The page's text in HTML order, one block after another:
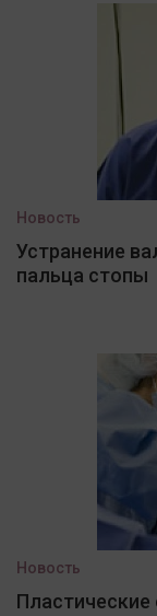
Новость
Устранение
пальца стопы
Новость
Пластические